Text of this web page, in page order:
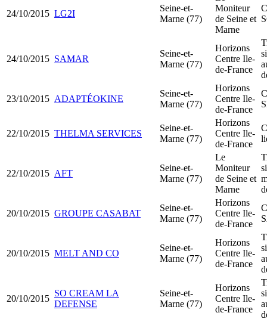
24/10/2015 LG2I
Seine-et-
Marne (77)
Moniteur
de Seine et
Marne
24/10/2015 SAMAR
Seine-et-
Marne (77)
Horizons
Centre Ile-
de-France
23/10/2015 ADAPTÉOKINE
Seine-et-
Marne (77)
Horizons
Centre Ile-
de-France
22/10/2015 THELMA SERVICES
Seine-et-
Marne (77)
Horizons
Centre Ile-
de-France
22/10/2015 AFT
Seine-et-
Marne (77)
Le
Moniteur
de Seine et
Marne
20/10/2015 GROUPE CASABAT
Seine-et-
Marne (77)
Horizons
Centre Ile-
de-France
20/10/2015 MELT AND CO
Seine-et-
Marne (77)
Horizons
Centre Ile-
de-France
20/10/2015
SO CREAM LA
DEFENSE
Seine-et-
Marne (77)
Horizons
Centre Ile-
de-France